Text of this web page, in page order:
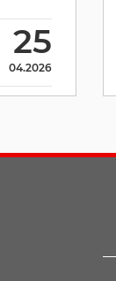
25
04.2026